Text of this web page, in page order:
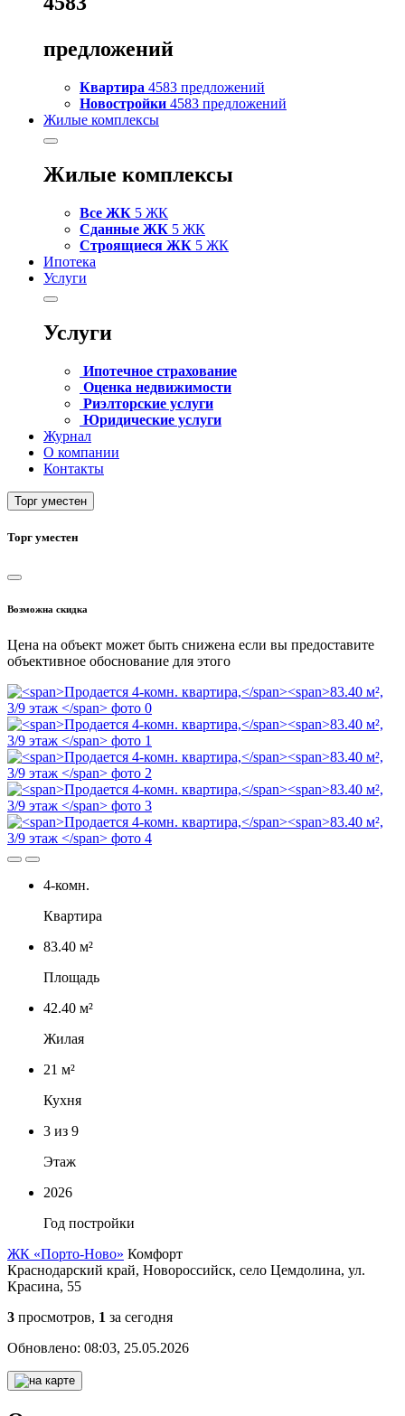
предложений
Квартира 4583 предложений
Новостройки 4583 предложений
Жилые комплексы
Жилые комплексы
Все ЖК 5 ЖК
Сданные ЖК 5 ЖК
Строящиеся ЖК 5 ЖК
Ипотека
Услуги
Услуги
Ипотечное страхование
Оценка недвижимости
Риэлторские услуги
Юридические услуги
Журнал
О компании
Контакты
Торг уместен
Торг уместен
Возможна скидка
Цена на объект может быть снижена если вы предоставите
объективное обоснование для этого
4-комн.
Квартира
83.40 м²
Площадь
42.40 м²
Жилая
21 м²
Кухня
3 из 9
Этаж
2026
Год постройки
ЖК «Порто-Ново» Комфорт
Краснодарский край, Новороссийск, село Цемдолина, ул.
Красина, 55
3 просмотров, 1 за сегодня
Обновлено: 08:03, 25.05.2026